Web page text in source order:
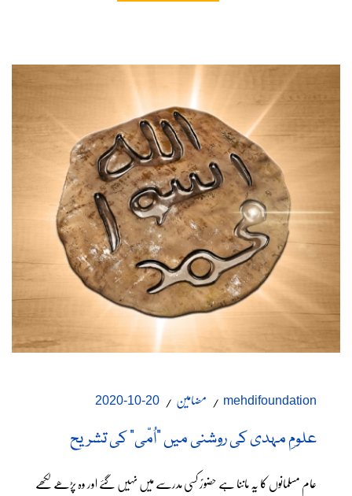
mehdifoundation مضامین 20-10-2020
علومِ مہدی کی روشنی میں “اُمّی” کی تشریح
عام مسلمانوں کا یہ ماننا ہے حضورؐ کسی مدرسے میں نہیں گئے اور وہ پڑھے لکھے